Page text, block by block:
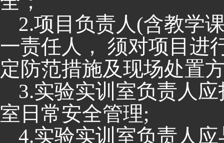
2.项目负责人(含教学
一责任人， 须对项目进
定防范措施及现场处置
3.实验实训室负责人
室日常安全管理;
4.实验实训室负责人